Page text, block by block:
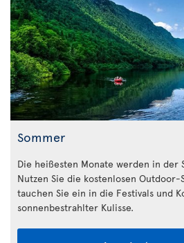
Sommer
Die heißesten Monate werden in der
Nutzen Sie die kostenlosen
tauchen Sie ein in die Festivals und
sonnenbestrahlter Kulisse.